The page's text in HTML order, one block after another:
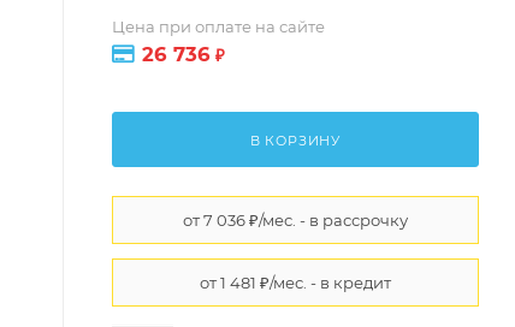
Цена при оплате на сайте
26 736 ₽
В КОРЗИНУ